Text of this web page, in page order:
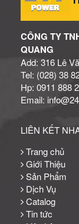
CÔNG TY
QUANG
Add: 316 Lê
Tel: (028) 38
Hp: 0911 888
Email:
LIÊN KẾT
Trang chủ
Giới Thiệu
Sản Phẩm
Dịch Vụ
Catalog
Tin tức